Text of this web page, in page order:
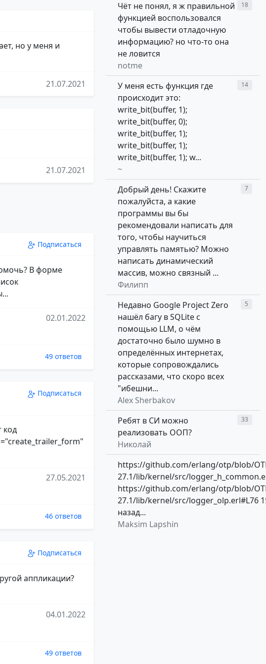
но у меня и
21.07.2021
21.07.2021
Подписаться
В форме
02.01.2022
49 ответов
Подписаться
код
27.05.2021
46 ответов
Подписаться
аппликации?
04.01.2022
49 ответов
Чёт не понял, я ж правильной
функцией воспользовался
чтобы вывести отладочную
информацию? но что-то она
не ловится
notme
18
У меня есть функция где
происходит это:
write_bit(buffer, 1);
write_bit(buffer, 0);
write_bit(buffer, 1);
write_bit(buffer, 1);
write_bit(buffer, 1); w...
~
14
Добрый день! Скажите
пожалуйста, а какие
программы вы бы
рекомендовали написать для
того, чтобы научиться
управлять памятью? Можно
написать динамический
массив, можно связный ...
Филипп
7
Недавно Google Project Zero
нашёл багу в SQLite с
помощью LLM, о чём
достаточно было шумно в
определённых интернетах,
которые сопровождались
рассказами, что скоро всех
"ибешни...
Alex Sherbakov
5
Ребят в СИ можно
реализовать ООП?
Николай
33
https://github.com/erlang/otp/blob/
27.1/lib/kernel/src/
https://github.com/erlang/otp/blob/
27.1/lib/kernel/src/logger_olp.erl#L76
назад...
Maksim Lapshin